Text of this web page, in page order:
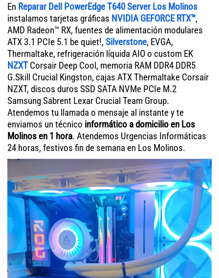
En Reparar Dell PowerEdge T640 Server Los Molinos
instalamos tarjetas gráficas NVIDIA GEFORCE RTX™,
AMD Radeon™ RX, fuentes de alimentación modulares
ATX 3.1 PCIe 5.1 be quiet!, Silverstone, EVGA,
Thermaltake, refrigeración líquida AIO o custom EK
NZXTCorsair Deep Cool, memoria RAM DDR4 DDR5
G.Skill Crucial Kingston, cajas ATX Thermaltake Corsair
NZXT, discos duros SSD SATA NVMe PCIe M.2
Samsung Sabrent Lexar Crucial Team Group.
Atendemos tu llamada o mensaje al instante y te
enviamos un técnico informático a domicilio en Los
Molinos en 1 hora. Atendemos Urgencias Informáticas
24 horas, festivos fin de semana en Los Molinos.